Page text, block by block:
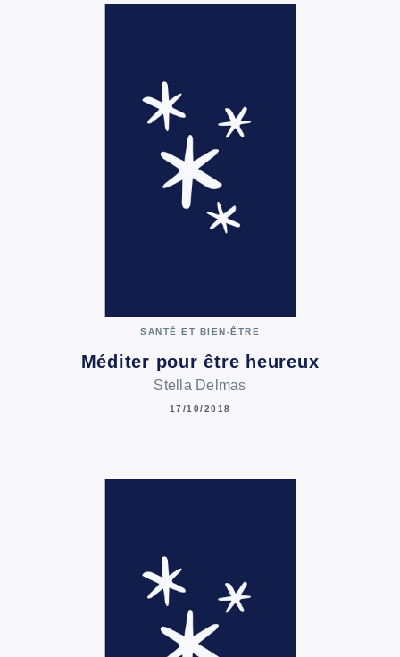
SANTÉ ET BIEN-ÊTRE
Méditer pour être heureux
Stella Delmas
17/10/2018